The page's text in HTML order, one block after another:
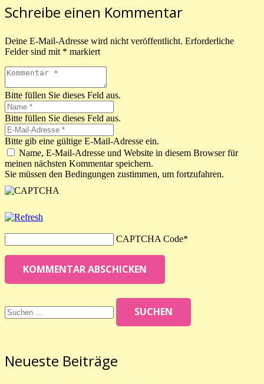
Schreibe einen Kommentar
Deine E-Mail-Adresse wird nicht veröffentlicht. Erforderliche
Felder sind mit * markiert
Bitte füllen Sie dieses Feld aus.
Bitte füllen Sie dieses Feld aus.
Bitte gib eine gültige E-Mail-Adresse ein.
Name, E-Mail-Adresse und Website in diesem Browser für
meinen nächsten Kommentar speichern.
Sie müssen den Bedingungen zustimmen, um fortzufahren.
CAPTCHA Code*
KOMMENTAR ABSCHICKEN
nach:
Neueste Beiträge